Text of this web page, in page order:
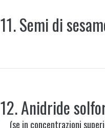
11.Semi di
12.Anidride
(se in concentrazioni